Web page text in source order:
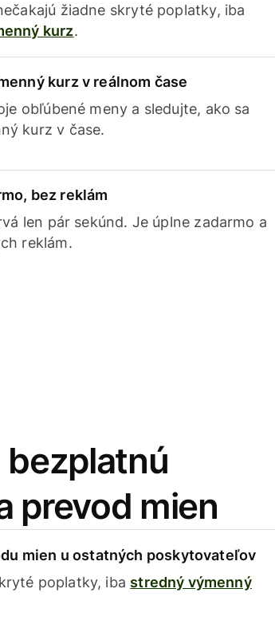
žiadne skryté poplatky, iba
kurz.
kurz v reálnom čase
obľúbené meny a sledujte, ako sa
kurz v čase.
bez reklám
len pár sekúnd. Je úplne zadarmo a
reklám.
bezplatnú
prevod mien
mien u ostatných poskytovateľov
poplatky, iba stredný výmenný